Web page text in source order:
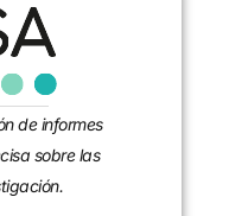
de informes
sobre las